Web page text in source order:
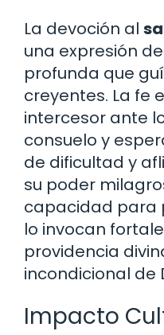
La devoción al
una expresión
profunda que
creyentes. La fe
intercesor ante
consuelo y
de dificultad y
su poder
capacidad para
lo invocan
providencia
incondicional de
Impacto